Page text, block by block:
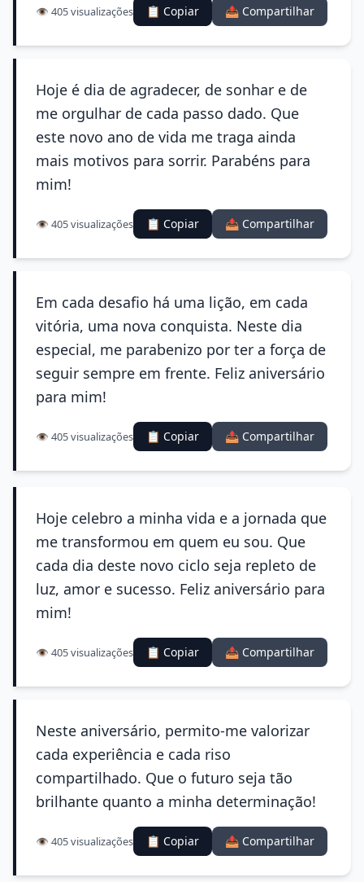
👁️ 405 visualizações 📋 Copiar 📤 Compartilhar
Hoje é dia de agradecer, de sonhar e de
me orgulhar de cada passo dado. Que
este novo ano de vida me traga ainda
mais motivos para sorrir. Parabéns para
mim!
👁️ 405 visualizações 📋 Copiar 📤 Compartilhar
Em cada desafio há uma lição, em cada
vitória, uma nova conquista. Neste dia
especial, me parabenizo por ter a força de
seguir sempre em frente. Feliz aniversário
para mim!
👁️ 405 visualizações 📋 Copiar 📤 Compartilhar
Hoje celebro a minha vida e a jornada que
me transformou em quem eu sou. Que
cada dia deste novo ciclo seja repleto de
luz, amor e sucesso. Feliz aniversário para
mim!
👁️ 405 visualizações 📋 Copiar 📤 Compartilhar
Neste aniversário, permito-me valorizar
cada experiência e cada riso
compartilhado. Que o futuro seja tão
brilhante quanto a minha determinação!
👁️ 405 visualizações 📋 Copiar 📤 Compartilhar